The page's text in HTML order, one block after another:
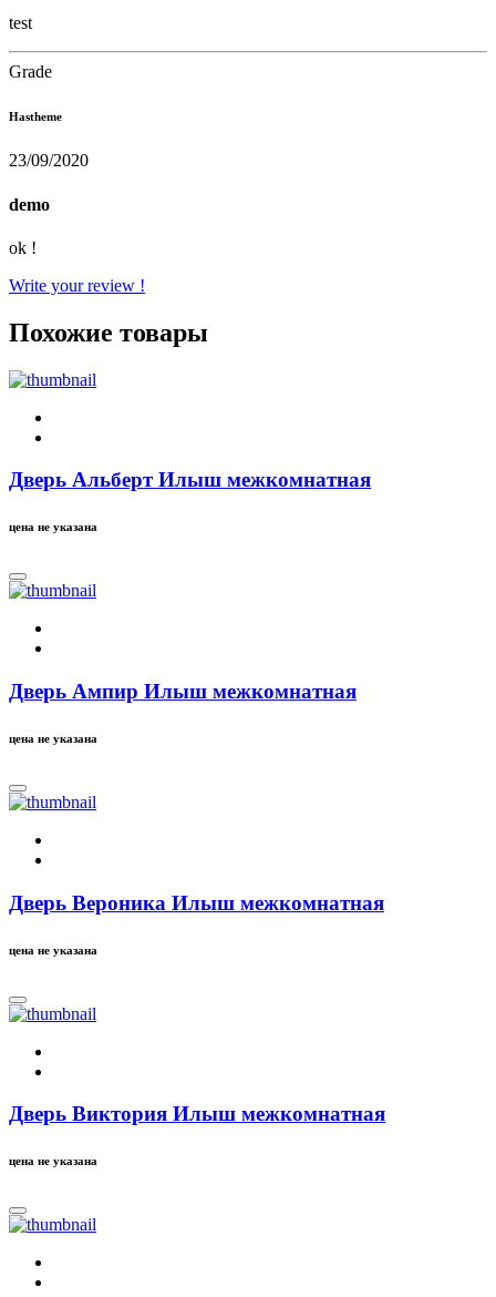
test
Grade
Hastheme
23/09/2020
demo
ok !
Write your review !
Похожие товары
Дверь Альберт Илыш межкомнатная
цена не указана
Дверь Ампир Илыш межкомнатная
цена не указана
Дверь Вероника Илыш межкомнатная
цена не указана
Дверь Виктория Илыш межкомнатная
цена не указана